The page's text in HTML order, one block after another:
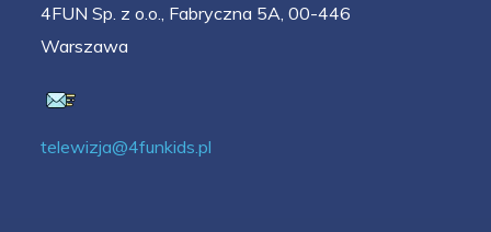
4FUN Sp. z o.o., Fabryczna 5A, 00-446
Warszawa
telewizja@4funkids.pl